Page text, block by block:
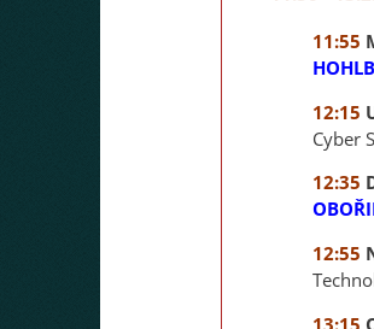
11:55
12:15
Cyber
12:35
12:55
13:15